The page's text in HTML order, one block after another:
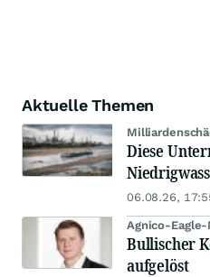
Aktuelle Themen
Diese
06.08.26,
Agnico-
Bullischer
aufgelöst